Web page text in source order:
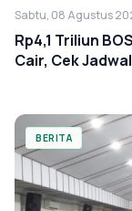
Sabtu, 08 Agustus
Rp4,1 Triliun
Cair, Cek
BERITA